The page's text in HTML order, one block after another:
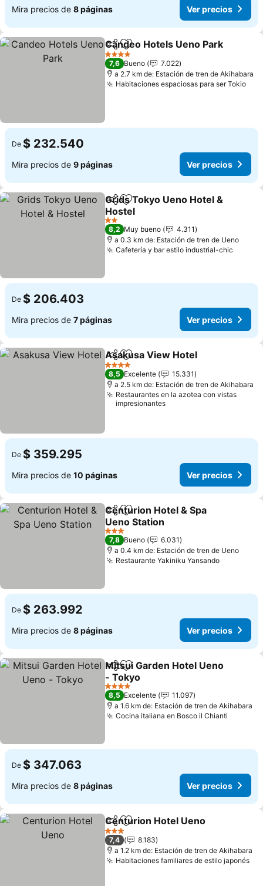
Mira precios de 8 páginas Ver precios
CompartirAgregar a favoritos
Candeo Hotels Ueno Park
4 Estrellas
7,6 Bueno
7.022
a 2.7 km de: Estación de tren de Akihabara
Habitaciones espaciosas para ser Tokio
De $ 232.540
Mira precios de 9 páginas Ver precios
CompartirAgregar a favoritos
Grids Tokyo Ueno Hotel &
Hostel
Ver precios
2 Estrellas
8,2 Muy bueno
4.311
a 0.3 km de: Estación de tren de Ueno
Cafetería y bar estilo industrial-chic
De $ 206.403
Mira precios de 7 páginas Ver precios
CompartirAgregar a favoritos
Asakusa View Hotel
4 Estrellas
8,5 Excelente
15.331
a 2.5 km de: Estación de tren de Akihabara
Restaurantes en la azotea con vistas
impresionantes
De $ 359.295
Mira precios de 10 páginas Ver precios
CompartirAgregar a favoritos
Centurion Hotel & Spa
Ueno Station
Ver precios
3 Estrellas
7,8 Bueno
6.031
a 0.4 km de: Estación de tren de Ueno
Restaurante Yakiniku YansandoVer
De $ 263.992
Mira precios de 8 páginas Ver precios
CompartirAgregar a favoritos
Mitsui Garden Hotel Ueno
- Tokyo
Ver precios
4 Estrellas
8,5 Excelente
11.097
a 1.6 km de: Estación de tren de Akihabara
Cocina italiana en Bosco il Chianti
De $ 347.063
Mira precios de 8 páginas Ver precios
CompartirAgregar a favoritos
Centurion Hotel Ueno
3 Estrellas
7,4
8.183
a 1.2 km de: Estación de tren de Akihabara
Habitaciones familiares de estilo japonés